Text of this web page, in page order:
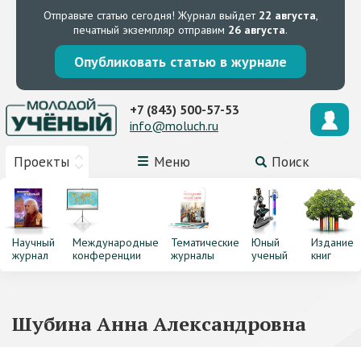
Отправьте статью сегодня! Журнал выйдет 22 августа,
печатный экземпляр отправим 26 августа.
Опубликовать статью в журнале
Проекты Меню Поиск
+7 (843) 500-57-53
info@moluch.ru
Научный
журнал
Международные
конференции
Тематические
журналы
Юный
ученый
Издание
книг
Шубина Анна Александровна